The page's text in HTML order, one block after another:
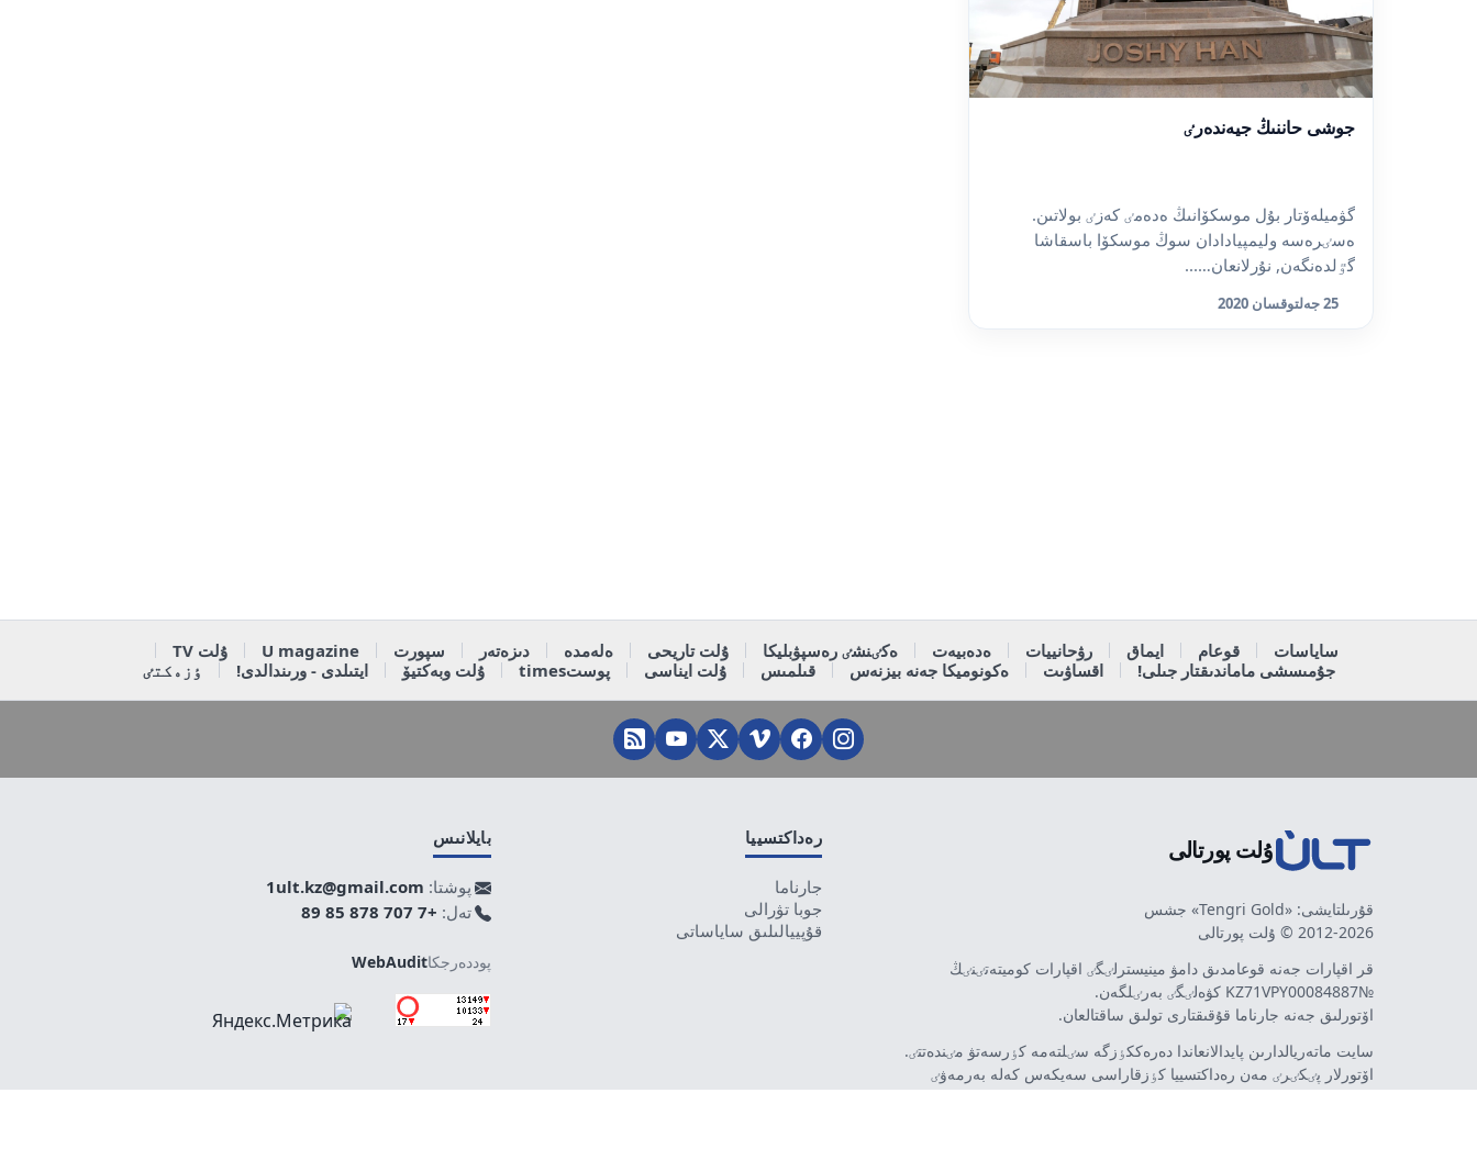
جوشى حاننىڭ جيەندەرٸ
گۋميلەۆتار بۇل موسكۆانىڭ ەدەمٸ كەزٸ بولاتىن.
ەسٸرەسە وليمپيادادان سوڭ موسكۆا باسقاشا
گٷلدەنگەن, نۇرلانعان…...
25 جەلتوقسان 2020
ساياسات قوعام ايماق رۋحانييات ەدەبيەت ەكٸنشٸ رەسپۋبليكا ۇلت تاريحى ەلەمدە دىزەتەر سپورت U magazine
ۇلت TV
جۇمىسشى ماماندىقتار جىلى!
اقساۋىت ەكونوميكا جەنە بيزنەس قىلمىس ۇلت ايناسى پوستtimes ۇلت وبەكتيۆ ايتىلدى - ورىندالدى! ٶزەكتٸ
ۇلت پورتالى
قۇرىلتايشى: «Tengri Gold» جشس
2012-2026 © ۇلت پورتالى
قر اقپارات جەنە قوعامدىق دامۋ مينيسترلٸگٸ اقپارات كوميتەتٸنٸڭ
№KZ71VPY00084887 كۋەلٸگٸ بەرٸلگەن.
اۆتورلىق جەنە جارناما قۇقىقتارى تولىق ساقتالعان.
سايت ماتەريالدارىن پايدالانعاندا دەرەككٶزگە سٸلتەمە كٶرسەتۋ مٸندەتتٸ.
اۆتورلار پٸكٸرٸ مەن رەداكتسييا كٶزقاراسى سەيكەس كەلە بەرمەۋٸ
مٷمكٸن. جارناما مەن حابارلاندىرۋلاردىڭ مازمۇنىنا جارناما بەرۋشٸ جاۋاپتى.
رەداكتسييا
جارناما
جوبا تۋرالى
قۇپييالىلىق ساياساتى
بايلانىس
پوشتا: 1ult.kz@gmail.com
تەل: +7 707 878 85 89
پوددەرجكاWebAudit